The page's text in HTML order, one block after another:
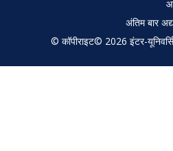
अंतिम बार
© कॉपीराइट© 2026 इंटर-